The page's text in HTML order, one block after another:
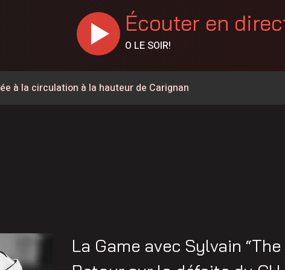
Écouter en
O LE SOIR!
à la circulation à la hauteur de Carignan
Petiquay ont déposé leur candidature pour le poste de
de feux de forêt en juillet au Québec
de la 155
conserve son avance dans les intentions de vote
La Game avec Sylvain